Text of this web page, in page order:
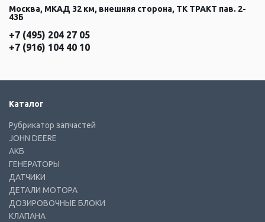
Москва, МКАД 32 км, внешняя сторона, ТК ТРАКТ пав. 2-
43Б
+7 (495) 204 27 05
+7 (916) 104 40 10
Каталог
Рубрикатор запчастей
JOHN DEERE
АКБ
ГЕНЕРАТОРЫ
ДАТЧИКИ
ДЕТАЛИ МОТОРА
ДОЗИРОВОЧНЫЕ БЛОКИ
КЛАПАНА